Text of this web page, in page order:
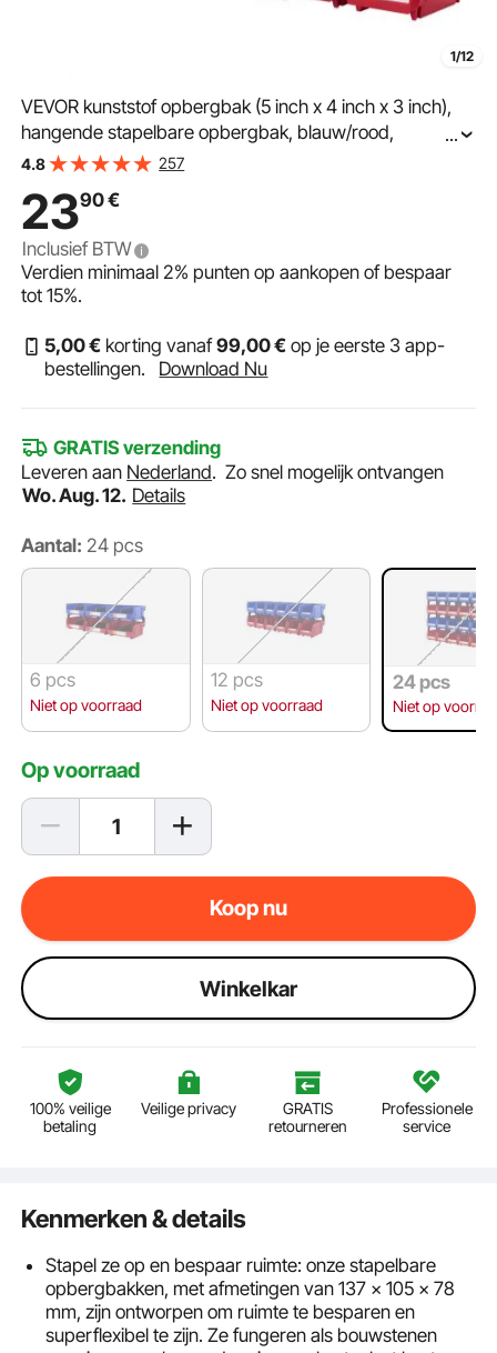
1/12
VEVOR kunststof opbergbak (5 inch x 4 inch x 3 inch),
hangende stapelbare opbergbak, blauw/rood,
verpakking van 24, stevige stapelbare containers voor
...
4.8 257
2390€
Inclusief BTW
Verdien minimaal2% punten op aankopen of bespaar
tot15%.
5,00€ korting vanaf99,00€ op je eerste 3 app-
bestellingen.
Download Nu
GRATIS verzending
Leveren aan Nederland.Zo snel mogelijk ontvangen
Wo. Aug. 12. Details
Aantal: 24 pcs
6 pcs
Niet op voorraad
12 pcs
Niet op voorraad
24 pcs
Niet op
Op voorraad
Koop nu
Winkelkar
100% veilige
betaling
Veilige privacy
GRATIS
retourneren
Professionele
service
Kenmerken & details
Stapel ze op en bespaar ruimte: onze stapelbare
opbergbakken, met afmetingen van 137 x 105 x 78
mm, zijn ontworpen om ruimte te besparen en
superflexibel te zijn. Ze fungeren als bouwstenen